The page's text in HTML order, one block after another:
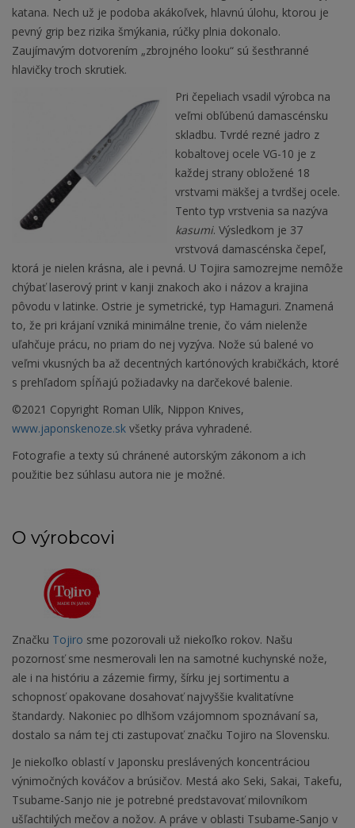
katana. Nech už je podoba akákoľvek, hlavnú úlohu, ktorou je
pevný grip bez rizika šmýkania, rúčky plnia dokonalo.
Zaujímavým dotvorením „zbrojného looku“ sú šesťhranné
hlavičky troch skrutiek.
Pri čepeliach vsadil výrobca na
veľmi obľúbenú damascénsku
skladbu. Tvrdé rezné jadro z
kobaltovej ocele VG-10 je z
každej strany obložené 18
vrstvami mäkšej a tvrdšej ocele.
Tento typ vrstvenia sa nazýva
kasumi. Výsledkom je 37
vrstvová damascénska čepeľ,
ktorá je nielen krásna, ale i pevná. U Tojira samozrejme nemôže
chýbať laserový print v kanji znakoch ako i názov a krajina
pôvodu v latinke. Ostrie je symetrické, typ Hamaguri. Znamená
to, že pri krájaní vzniká minimálne trenie, čo vám nielenže
uľahčuje prácu, no priam do nej vyzýva. Nože sú balené vo
veľmi vkusných ba až decentných kartónových krabičkách, ktoré
s prehľadom spĺňajú požiadavky na darčekové balenie.
©2021 Copyright Roman Ulík, Nippon Knives,
www.japonskenoze.sk všetky práva vyhradené.
Fotografie a texty sú chránené autorským zákonom a ich
použitie bez súhlasu autora nie je možné.
O výrobcovi
Značku Tojiro sme pozorovali už niekoľko rokov. Našu
pozornosť sme nesmerovali len na samotné kuchynské nože,
ale i na históriu a zázemie firmy, šírku jej sortimentu a
schopnosť opakovane dosahovať najvyššie kvalitatívne
štandardy. Nakoniec po dlhšom vzájomnom spoznávaní sa,
dostalo sa nám tej cti zastupovať značku Tojiro na Slovensku.
Je niekoľko oblastí v Japonsku preslávených koncentráciou
výnimočných kováčov a brúsičov. Mestá ako Seki, Sakai, Takefu,
Tsubame-Sanjo nie je potrebné predstavovať milovníkom
ušľachtilých mečov a nožov. A práve v oblasti Tsubame-Sanjo v